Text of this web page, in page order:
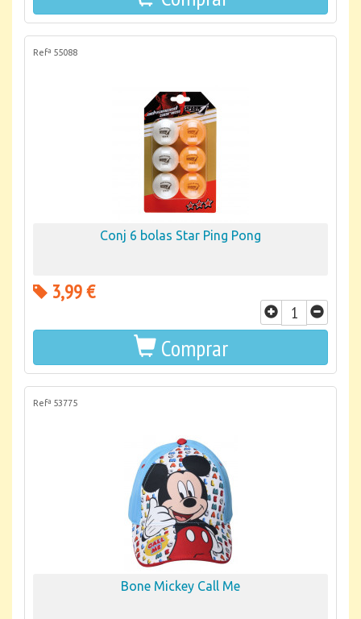
Refª 55088
Conj 6 bolas Star Ping Pong
3,99 €
Comprar
Refª 53775
Bone Mickey Call Me